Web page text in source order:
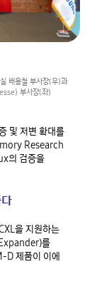
배용철 부사장(우)과
부사장(좌)
및 저변 확대를
Research
의 검증을
을 지원하는
를
D 제품이 이에